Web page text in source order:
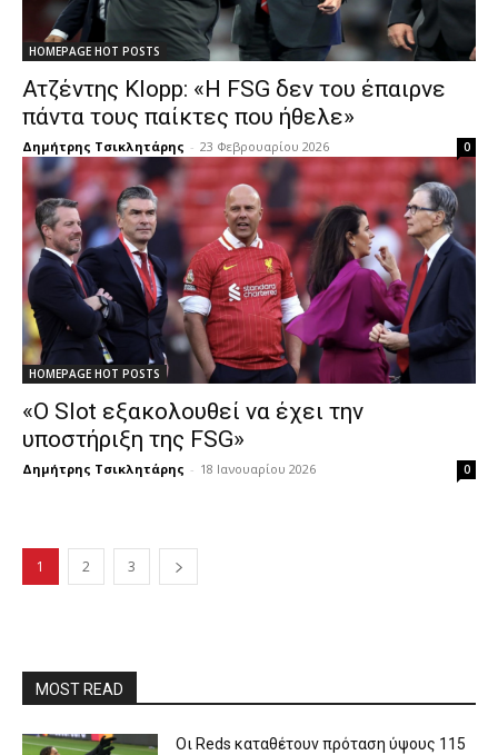
HOMEPAGE HOT POSTS
Ατζέντης Klopp: «Η FSG δεν του έπαιρνε
πάντα τους παίκτες που ήθελε»
Δημήτρης Τσικλητάρης - 23 Φεβρουαρίου 2026 0
HOMEPAGE HOT POSTS
«Ο Slot εξακολουθεί να έχει την
υποστήριξη της FSG»
Δημήτρης Τσικλητάρης - 18 Ιανουαρίου 2026 0
1 2 3
MOST READ
Οι Reds καταθέτουν πρόταση ύψους 115